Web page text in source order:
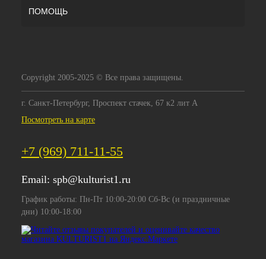
ПОМОЩЬ
Copyright 2005-2025 © Все права защищены.
г. Санкт-Петербург, Проспект стачек, 67 к2 лит А
Посмотреть на карте
+7 (969) 711-11-55
Email: spb@kulturist1.ru
График работы: Пн-Пт 10:00-20:00 Сб-Вс (и праздничные
дни) 10:00-18:00